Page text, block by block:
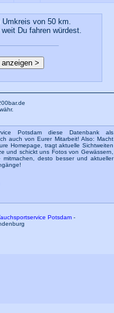
von 50 km.
Du fahren würdest.
Potsdam diese Datenbank als
auch von Eurer Mitarbeit! Also: Macht
Homepage, tragt aktuelle Sichtweiten
und schickt uns Fotos von Gewässern,
desto besser und aktueller
Potsdam-